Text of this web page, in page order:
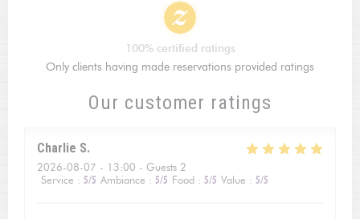
Our customer ratings
Charlie S
2026-08-07 - 13:00 - Guests 2
Service : 5/5 Ambiance : 5/5 Food : 5/5 Value : 5/5
100% certified ratings
Only clients having made reservations provided ratings